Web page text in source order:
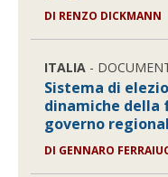
DI RENZO DICKMANN
ITALIA -
Sistema di
dinamiche della
governo
DI GENNARO